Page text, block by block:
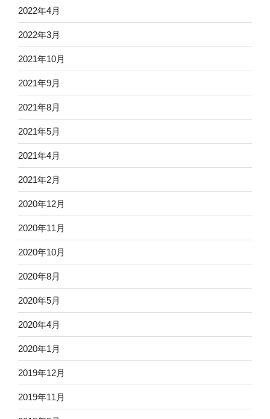
2022年4月
2022年3月
2021年10月
2021年9月
2021年8月
2021年5月
2021年4月
2021年2月
2020年12月
2020年11月
2020年10月
2020年8月
2020年5月
2020年4月
2020年1月
2019年12月
2019年11月